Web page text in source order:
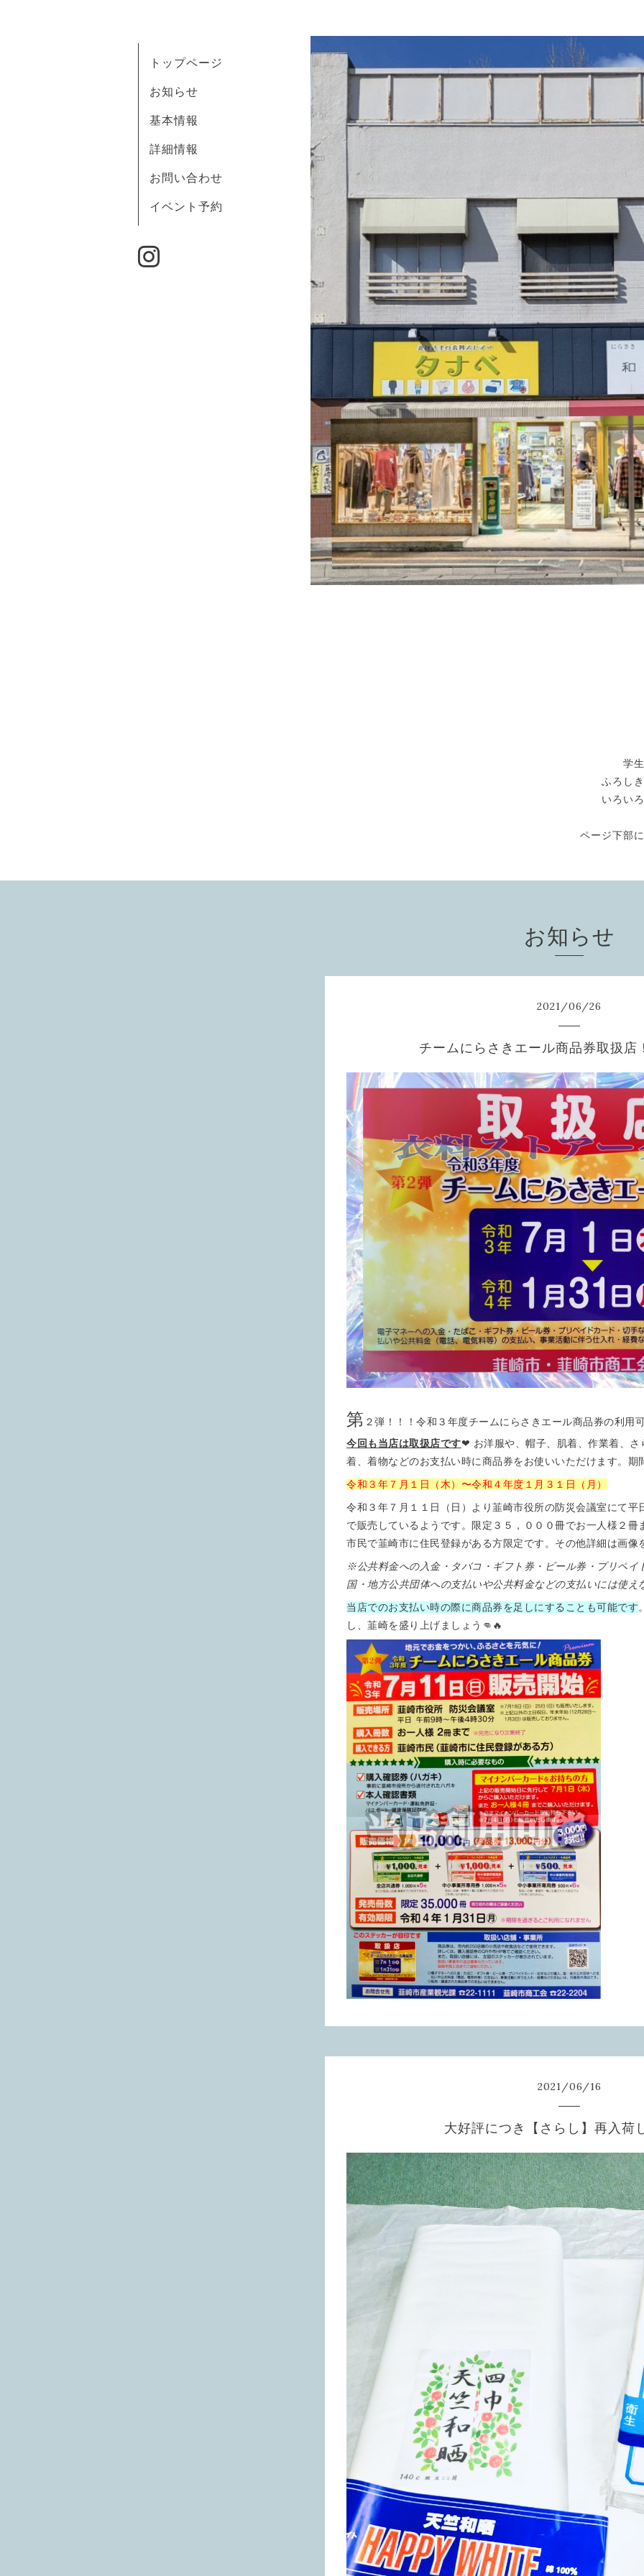
学
ふろし
いろい
ページ下部
トップページ
お知らせ
基本情報
詳細情報
お問い合わせ
イベント予約
お知らせ
2021/06/26
チームにらさきエール商品券取扱店
第 ２弾！！！令和３年度チームにらさきエール商品券の利用
今回も当店は取扱店です❤︎ お洋服や、帽子、肌着、作業着、さ
着、着物などのお支払い時に商品券をお使いいただけます。期
令和３年７月１日（木）〜令和４年度１月３１日（月）
令和３年７月１１日（日）より韮崎市役所の防災会議室にて平
で販売しているようです。限定３５，０００冊でお一人様２冊
市民で韮崎市に住民登録がある方限定です。その他詳細は画
※公共料金への入金・タバコ・ギフト券・ビール券・プリペイ
国・地方公共団体への支払いや公共料金などの支払いには使え
当店でのお支払い時の際に商品券を足しにすることも可能です
し、韮崎を盛り上げましょう👊🔥
2021/06/16
大好評につき【さらし】再入荷